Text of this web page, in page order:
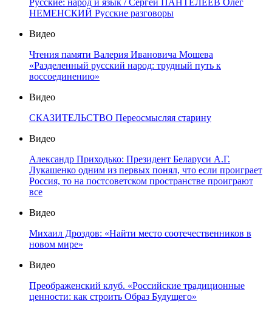
Русские: народ и язык / Сергей ПАНТЕЛЕЕВ Олег
НЕМЕНСКИЙ Русские разговоры
Видео
Чтения памяти Валерия Ивановича Мошева
«Разделенный русский народ: трудный путь к
воссоединению»
Видео
СКАЗИТЕЛЬСТВО Переосмысляя старину
Видео
Александр Приходько: Президент Беларуси А.Г.
Лукашенко одним из первых понял, что если проиграет
Россия, то на постсоветском пространстве проиграют
все
Видео
Михаил Дроздов: «Найти место соотечественников в
новом мире»
Видео
Преображенский клуб. «Российские традиционные
ценности: как строить Образ Будущего»